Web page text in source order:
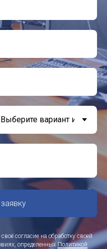
согласие на обработку своей
определенных Политикой